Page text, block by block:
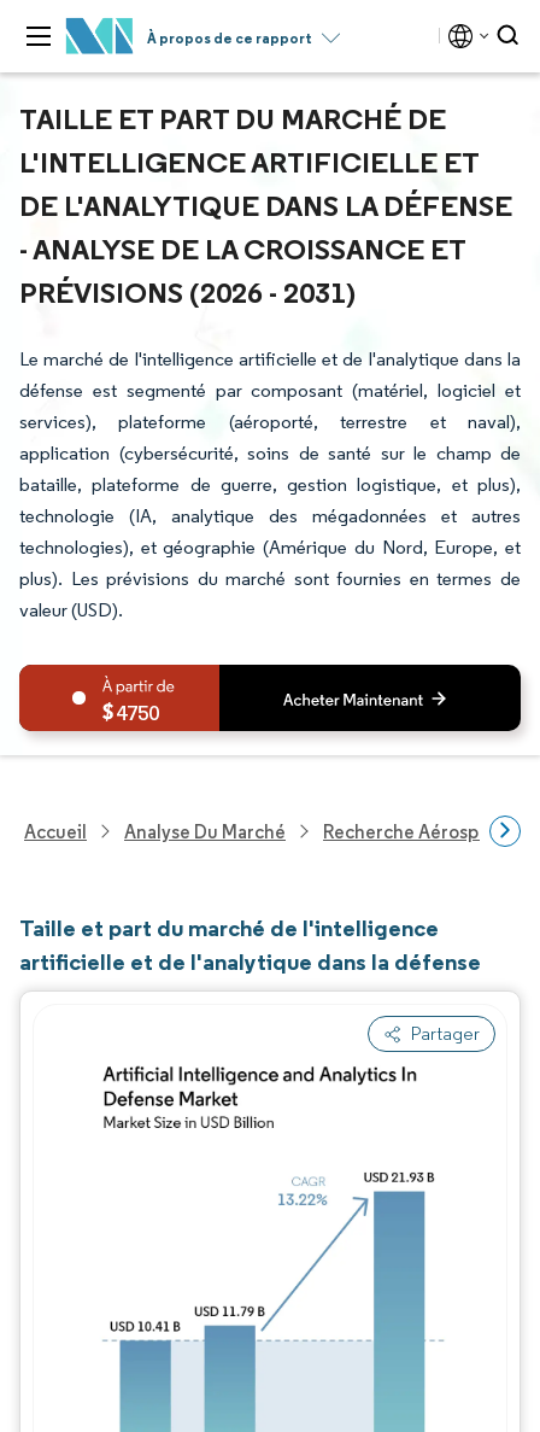
À propos de ce rapport
TAILLE ET PART DU MARCHÉ DE
L'INTELLIGENCE ARTIFICIELLE ET
DE L'ANALYTIQUE DANS LA DÉFENSE
- ANALYSE DE LA CROISSANCE ET
PRÉVISIONS (2026 - 2031)
Le marché de l'intelligence artificielle et de l'analytique dans la
défense est segmenté par composant (matériel, logiciel et
services), plateforme (aéroporté, terrestre et naval),
application (cybersécurité, soins de santé sur le champ de
bataille, plateforme de guerre, gestion logistique, et plus),
technologie (IA, analytique des mégadonnées et autres
technologies), et géographie (Amérique du Nord, Europe, et
plus). Les prévisions du marché sont fournies en termes de
valeur (USD).
4750
Accueil Analyse Du Marché Recherche Aérospatiale
Taille et part du marché de l'intelligence
artificielle et de l'analytique dans la défense
Partager
Image © Mordor Intelligence. La